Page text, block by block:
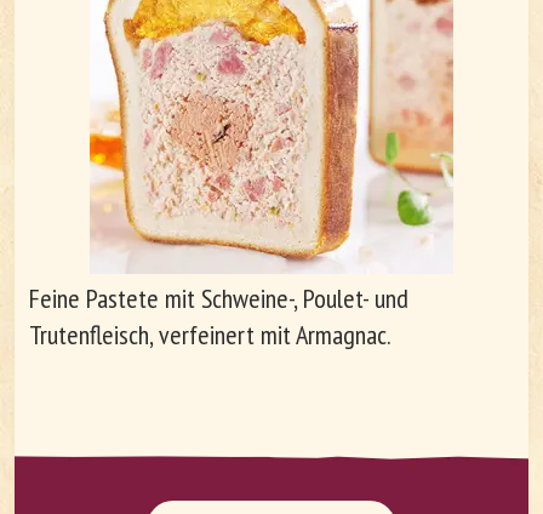
Unternehmen
Arbeiten bei Le Patron
Feine Pastete mit Schweine-, Poulet- und
Trutenfleisch, verfeinert mit Armagnac.